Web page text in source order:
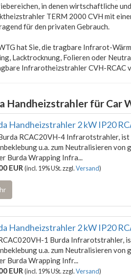
in denen wirtschaftliche
TERM 2000 CVH mit
für den privaten Gebrauch.
hat Sie, die tragbare Infrarot-
Lacktrocknung, Folieren oder
Infrarotheizstrahler CVH-RCAC
Handheizstrahler für Car
Handheizstrahler 2 kW IP20
RCAC20VH-4 Infrarotstrahler,
u.a. zum Neutralisieren von
Burda Wrapping Infra...
EUR(incl. 19% USt. zzgl.Versand)
Handheizstrahler 2 kW IP20
1 Burda Infrarotstrahler,
u.a. zum Neutralisieren von
Burda Wrapping Infr...
EUR (incl. 19% USt. zzgl.Versand)